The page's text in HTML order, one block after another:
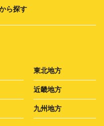
ら探す
東北地方
近畿地方
九州地方